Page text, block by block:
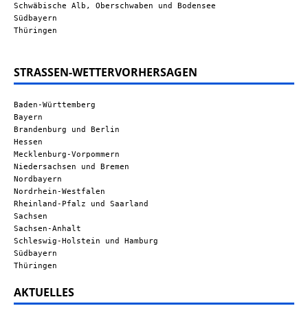
Schwäbische Alb, Oberschwaben und Bodensee
Südbayern
Thüringen
STRASSEN-WETTERVORHERSAGEN
Baden-Württemberg
Bayern
Brandenburg und Berlin
Hessen
Mecklenburg-Vorpommern
Niedersachsen und Bremen
Nordbayern
Nordrhein-Westfalen
Rheinland-Pfalz und Saarland
Sachsen
Sachsen-Anhalt
Schleswig-Holstein und Hamburg
Südbayern
Thüringen
AKTUELLES